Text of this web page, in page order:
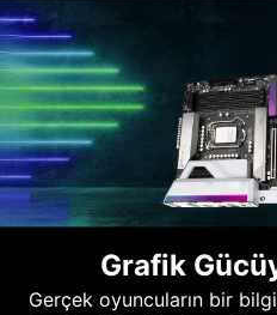
Grafik
Gerçek oyuncuların bir